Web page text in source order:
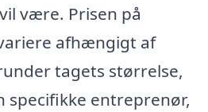
være. Prisen på
afhængigt af
tagets størrelse,
specifikke entreprenør,